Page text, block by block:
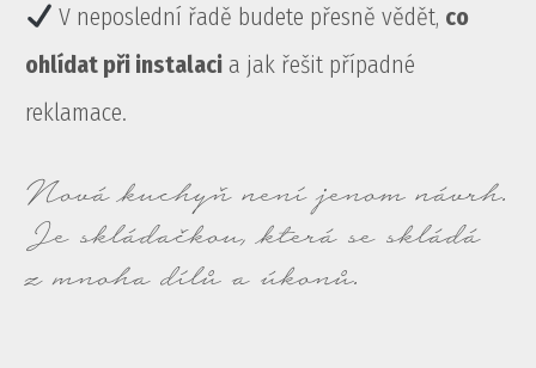
V neposlední řadě budete přesně vědět, co
ohlídat při instalaci a jak řešit případné
reklamace.
Nová kuchyň není jenom návrh.
Je skládačkou, která se skládá
z mnoha dílů a úkonů.